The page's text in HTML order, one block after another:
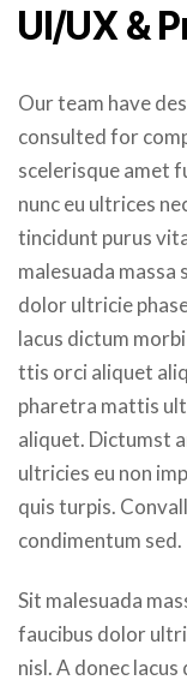
UI/UX &
Our team have
consulted for
scelerisque amet
nunc eu ultrices
tincidunt purus
malesuada massa
dolor ultricie
lacus dictum
ttis orci aliquet
pharetra mattis
aliquet. Dictumst
ultricies eu non
quis turpis.
condimentum sed.
Sit malesuada
faucibus dolor
nisl. A donec